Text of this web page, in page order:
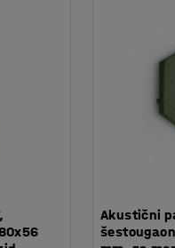
Akustični